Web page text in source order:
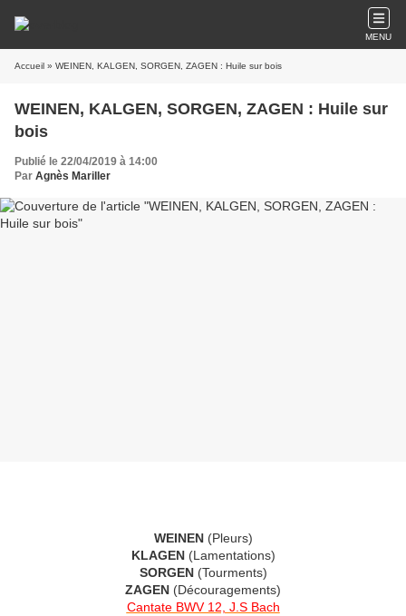
MENU
Accueil » WEINEN, KALGEN, SORGEN, ZAGEN : Huile sur bois
WEINEN, KALGEN, SORGEN, ZAGEN : Huile sur
bois
Publié le 22/04/2019 à 14:00
Par Agnès Mariller
WEINEN(Pleurs)
KLAGEN(Lamentations)
SORGEN(Tourments)
ZAGEN (Découragements)
Cantate BWV 12, J.S Bach